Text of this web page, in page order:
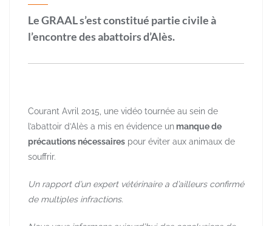
Le GRAAL s’est constitué partie civile à
l’encontre des abattoirs d’Alès.
Courant Avril 2015, une vidéo tournée au sein de
l’abattoir d’Alès a mis en évidence unmanque de
précautions nécessaires pour éviter aux animaux de
souffrir.
Un rapport d’un expert vétérinaire a d’ailleurs confirmé
de multiples infractions.